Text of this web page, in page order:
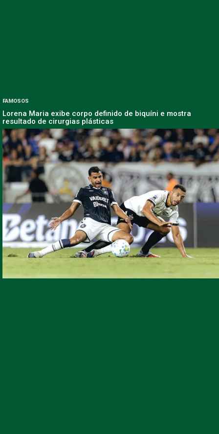
FAMOSOS
Lorena Maria exibe corpo definido de biquíni e mostra
resultado de cirurgias plásticas